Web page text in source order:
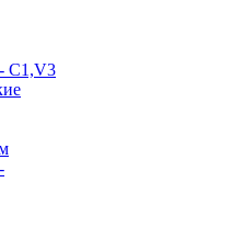
C1,V3